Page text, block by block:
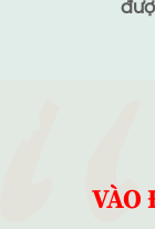
VÀO